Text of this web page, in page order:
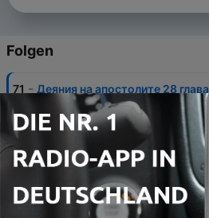
Folgen
71 - Деяния на апостолите 28 глава
20 Mär. 2025
70 Деяния на апостолите 27 глава
20 Mär. 2025
69 - Деяния на апостолите 26 глава